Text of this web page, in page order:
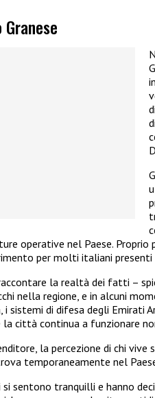
operative nel Paese.
per molti italiani presenti
la realtà dei fatti –
nella regione, e in alcuni
i sistemi di difesa degli
la città continua a funzionare
la percezione di chi
temporaneamente nel
sentono tranquilli e hanno